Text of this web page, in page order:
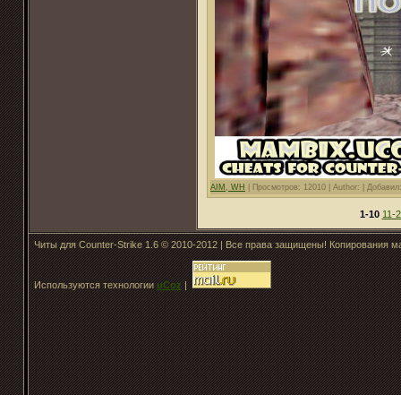
AIM, WH Просмотров: 12010 | Author: |
1-10 11-
Читы для Counter-Strike 1.6 © 2010-2012 | Все права защищены! Копирования
Используются технологии uCoz|